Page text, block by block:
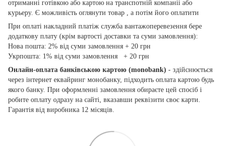
отриманні готівкою або картою на транспотній компаніі або
курьеру. Є можливість оглянути товар , а потім його оплатити
При оплаті накладний платіж служба вантажоперевезення бере
додаткову плату (крім вартості доставки та суми замовлення):
Нова пошта: 2% від суми замовлення + 20 грн
Укрпошта: 1% від суми замовлення + 20 грн
Онлайн-оплата банківською картою (monobank) - здійснюється
через інтернет еквайринг монобанку, підходить оплата картою будь
якого банку. При оформленні замовлення обираєте цей спосіб і
робите оплату одразу на сайті, вказавши реквізити своє карти.
Гарантія від виробника 12 місяців.